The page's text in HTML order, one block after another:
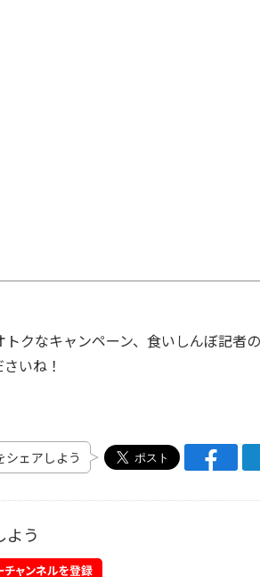
クなキャンペーン、食いしんぼ記者
いね！
シェアしよう
よう